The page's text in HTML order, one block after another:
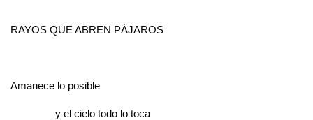
RAYOS QUE ABREN PÁJAROS
Amanece lo posible
y el cielo todo lo toca